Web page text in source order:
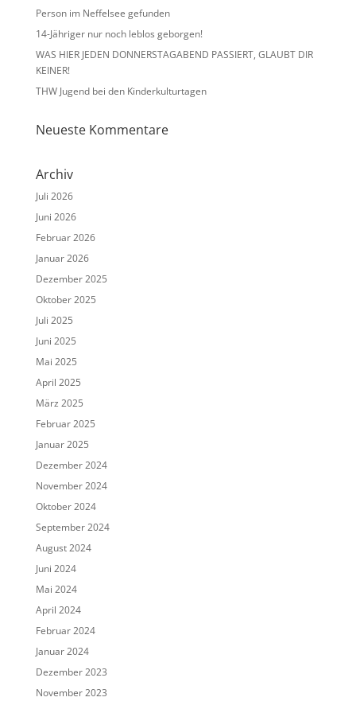
Person im Neffelsee gefunden
14-Jähriger nur noch leblos geborgen!
WAS HIER JEDEN DONNERSTAGABEND PASSIERT, GLAUBT DIR
KEINER!
THW Jugend bei den Kinderkulturtagen
Neueste Kommentare
Archiv
Juli 2026
Juni 2026
Februar 2026
Januar 2026
Dezember 2025
Oktober 2025
Juli 2025
Juni 2025
Mai 2025
April 2025
März 2025
Februar 2025
Januar 2025
Dezember 2024
November 2024
Oktober 2024
September 2024
August 2024
Juni 2024
Mai 2024
April 2024
Februar 2024
Januar 2024
Dezember 2023
November 2023